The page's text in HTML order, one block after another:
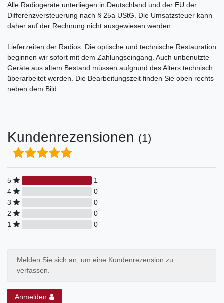
Alle Radiogeräte unterliegen in Deutschland und der EU der
Differenzversteuerung nach § 25a UStG. Die Umsatzsteuer kann
daher auf der Rechnung nicht ausgewiesen werden.
Lieferzeiten der Radios: Die optische und technische Restauration
beginnen wir sofort mit dem Zahlungseingang. Auch unbenutzte
Geräte aus altem Bestand müssen aufgrund des Alters technisch
überarbeitet werden. Die Bearbeitungszeit finden Sie oben rechts
neben dem Bild.
Kundenrezensionen (1)
5
1
4
0
3
0
2
0
1
0
Melden Sie sich an, um eine Kundenrezension zu
verfassen.
Anmelden